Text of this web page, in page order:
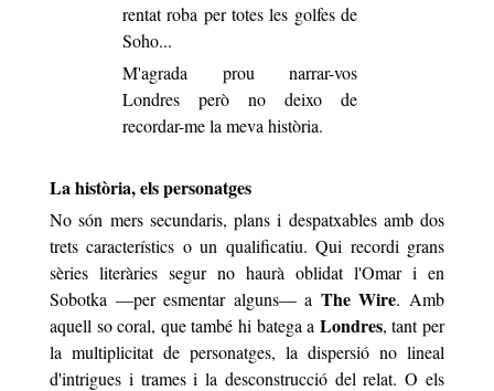
rentat roba per totes les golfes de
Soho...
M'agrada prou narrar-vos
Londres però no deixo de
recordar-me la meva història.
La història, els personatges
No són mers secundaris, plans i despatxables amb dos
trets característics o un qualificatiu. Qui recordi grans
sèries literàries segur no haurà oblidat l'Omar i en
Sobotka —per esmentar alguns— a The Wire. Amb
aquell so coral, que també hi batega a Londres, tant per
la multiplicitat de personatges, la dispersió no lineal
d'intrigues i trames i la desconstrucció del relat. O els